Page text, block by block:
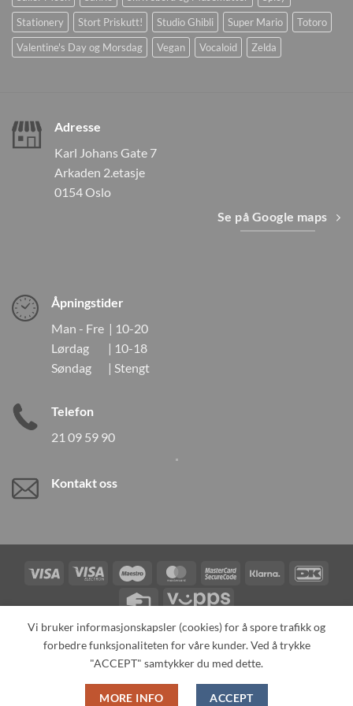
Stationery
Stort Priskutt! Studio Ghibli Super Mario
Totoro
Valentine's Day og Morsdag
Vegan Vocaloid Zelda
Adresse
Karl Johans Gate 7
Arkaden 2.etasje
0154 Oslo
Se på Google maps
Åpningstider
Man - Fre | 10-20
Lørdag | 10-18
Søndag | Stengt
Telefon
21 09 59 90
Kontakt oss
Visa
Visa
Electron
Maestro MasterCardMasterCardKlarna
Credit
Vipps
TILBAKEKALLINGER KONTAKT OSS
OM OSS
SPESIALBESTILLING
MIN KONTO ALL PRODUCTS
Copyright 2026 ©Neo Tokyo by Neo Tokyo Norway AS -With Love
from Japan-
Vi bruker informasjonskapsler (cookies) for å spore trafikk og
forbedre funksjonaliteten for våre kunder. Ved å trykke
"ACCEPT" samtykker du med dette.
MORE INFO ACCEPT